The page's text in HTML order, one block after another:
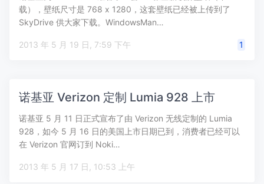
载），壁纸尺寸是 768 x 1280，这套壁纸已经被上传到了
SkyDrive 供大家下载。WindowsMan…
2013 年 5 月 19 日, 7:59 下午 1
诺基亚 Verizon 定制 Lumia 928 上市
诺基亚 5 月 11 日正式宣布了由 Verizon 无线定制的 Lumia
928，如今 5 月 16 日的美国上市日期已到，消费者已经可以
在 Verizon 官网订到 Noki…
2013 年 5 月 17 日, 10:53 上午